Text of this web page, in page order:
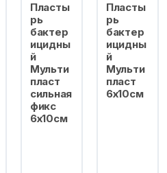
Пласты
рь
бактер
ицидны
й
Мульти
пласт
сильная
фикс
6х10см
Пласты
рь
бактер
ицидны
й
Мульти
пласт
6х10см